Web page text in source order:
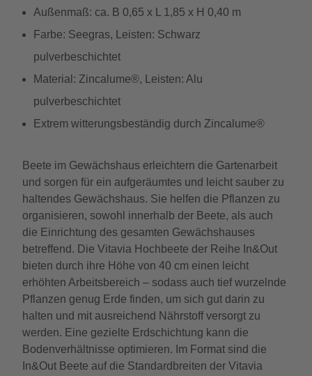
Außenmaß: ca. B 0,65 x L 1,85 x H 0,40 m
Farbe: Seegras, Leisten: Schwarz
pulverbeschichtet
Material: Zincalume®, Leisten: Alu
pulverbeschichtet
Extrem witterungsbeständig durch Zincalume®
Beete im Gewächshaus erleichtern die Gartenarbeit
und sorgen für ein aufgeräumtes und leicht sauber zu
haltendes Gewächshaus. Sie helfen die Pflanzen zu
organisieren, sowohl innerhalb der Beete, als auch
die Einrichtung des gesamten Gewächshauses
betreffend. Die Vitavia Hochbeete der Reihe In&Out
bieten durch ihre Höhe von 40 cm einen leicht
erhöhten Arbeitsbereich – sodass auch tief wurzelnde
Pflanzen genug Erde finden, um sich gut darin zu
halten und mit ausreichend Nährstoff versorgt zu
werden. Eine gezielte Erdschichtung kann die
Bodenverhältnisse optimieren. Im Format sind die
In&Out Beete auf die Standardbreiten der Vitavia